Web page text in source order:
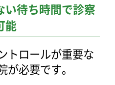
い待ち時間で診察
能
トロールが重要な
必要です。